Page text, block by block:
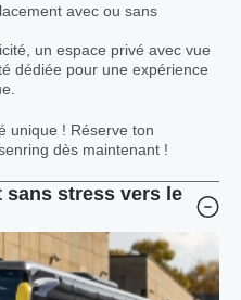
avec ou sans
un espace privé avec vue
dédiée pour une expérience
unique ! Réserve ton
dès maintenant !
stress vers le